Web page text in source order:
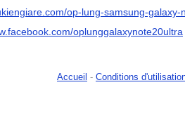
op-lung-samsung-galaxy-
oplunggalaxynote20ultra
Accueil - Conditions